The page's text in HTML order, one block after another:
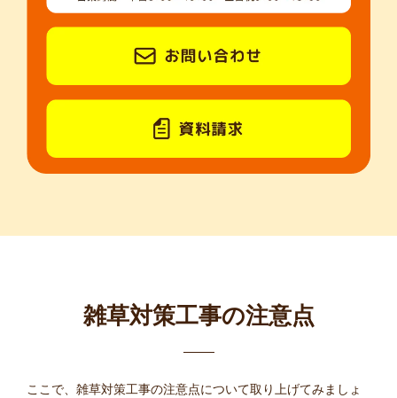
雑草対策工事の注意点
ここで、雑草対策工事の注意点について取り上げてみましょ